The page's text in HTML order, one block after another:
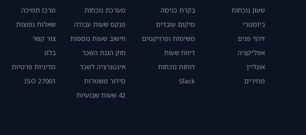
שעון נוכחות
ביומטרי
זיהוי פנים
אפליקציה
אונליין
מחירים
בקרת כניסה
מיקום עובדים
משימות ופרויקטים
דיווח שעות
דוחות נוכחות
Slack
מערכת נוכחות
פנקס שעות עבודה
חישוב שעות נוספות
חוק הגנת השכר
אינטגרציה לשכר
סידור משמרות
42 שעות שבועיות
מרכז תמיכה
שאלות נפוצות
צור קשר
בלוג
מדיניות פרטיות
ISO 27001